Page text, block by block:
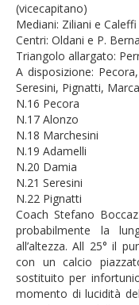
(vicecapitano)
Mediani: Ziliani e Caleffi
Centri: Oldani e P.
Triangolo allargato:
A disposizione:
Seresini, Pignatti,
N.16 Pecora
N.17 Alonzo
N.18 Marchesini
N.19 Adamelli
N.20 Damia
N.21 Seresini
N.22 Pignatti
Coach Stefano
probabilmente la
all’altezza. All 25° il
con un calcio
sostituito per
momento di lucidità